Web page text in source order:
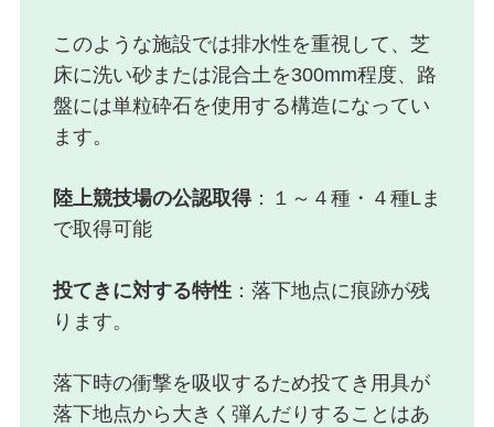
このような施設では排水性を重視して、芝
床に洗い砂または混合土を300mm程度、路
盤には単粒砕石を使用する構造になってい
ます。
陸上競技場の公認取得：１～４種・４種Lま
で取得可能
投てきに対する特性：落下地点に痕跡が残
ります。
落下時の衝撃を吸収するため投てき用具が
落下地点から大きく弾んだりすることはあ